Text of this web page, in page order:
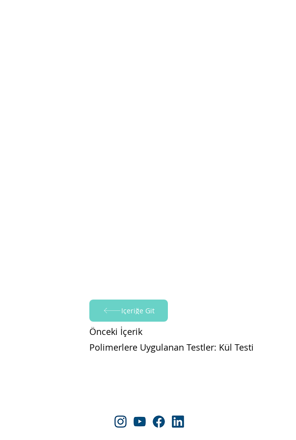
İçeriğe Git
Önceki İçerik
Polimerlere Uygulanan Testler: Kül Testi